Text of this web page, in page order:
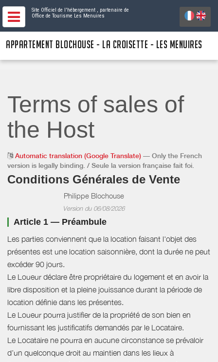
Site Officiel de l'hébergement , partenaire de
Office de Tourisme Les Menuires
APPARTEMENT BLOCHOUSE - LA CROISETTE - LES MENUIRES
Terms of sales of
the Host
Automatic translation (Google Translate) — Only the French
version is legally binding. / Seule la version française fait foi.
Conditions Générales de Vente
Philippe Blochouse
Version du 06/08/2026
Article 1 — Préambule
Les parties conviennent que la location faisant l'objet des
présentes est une location saisonnière, dont la durée ne peut
excéder 90 jours.
Le Loueur déclare être propriétaire du logement et en avoir la
libre disposition et la pleine jouissance durant la période de
location définie dans les présentes.
Le Loueur pourra justifier de la propriété de son bien en
fournissant les justificatifs demandés par le Locataire.
Le Locataire ne pourra en aucune circonstance se prévaloir
d’un quelconque droit au maintien dans les lieux à